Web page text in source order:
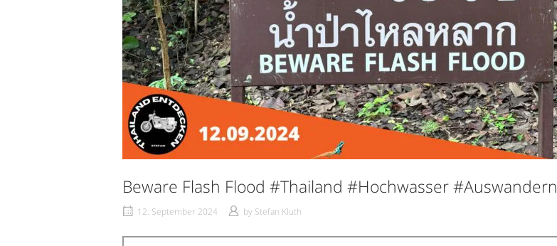
Beware Flash Flood #Thailand #Hochwasser #Auswandern
12. September 2024 by Stefan Kluth